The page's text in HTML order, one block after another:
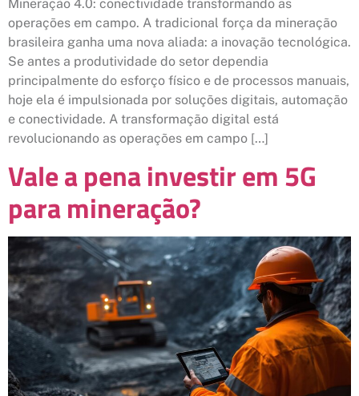
Mineração 4.0: conectividade transformando as
operações em campo. A tradicional força da mineração
brasileira ganha uma nova aliada: a inovação tecnológica.
Se antes a produtividade do setor dependia
principalmente do esforço físico e de processos manuais,
hoje ela é impulsionada por soluções digitais, automação
e conectividade. A transformação digital está
revolucionando as operações em campo […]
Vale a pena investir em 5G
para mineração?